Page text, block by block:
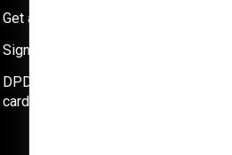
Get a fuel card
Signalman
DPDRIVE fuel
card